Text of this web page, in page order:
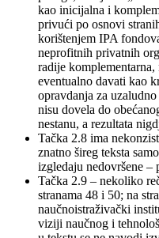
kao inicijalna i
privući po osnovi
korištenjem IPA
neprofitnih privatnih
radije
eventualno davati kao
opravdanja za
nisu dovela do
nestanu, a rezultata
Tačka 2.8 ima
znatno šireg teksta
izgledaju nedovršene –
Tačka 2.9 – nekoliko
stranama 48 i 50; na
naučnoistraživački
viziji naučnog i